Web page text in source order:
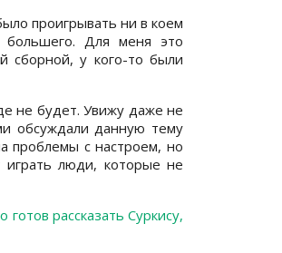
проигрывать ни в коем
Для меня это
сборной, у кого-то были
не будет. Увижу даже не
обсуждали данную тему
проблемы с настроем, но
люди, которые не
готов рассказать Суркису,